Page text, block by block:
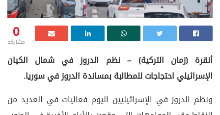
0
مشاركة
أنقرة (زمان التركية) – نظم الدروز في شمال الكيان
الإسرائيلي احتجاجات للمطالبة بمساندة الدروز في سوريا.
ونظم الدروز في الإسرائيليين اليوم فعاليات في العديد من